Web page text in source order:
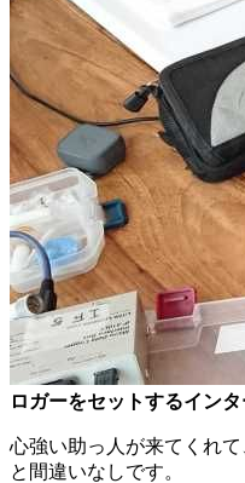
ロガーをセットするイン
心強い助っ人が来てくれ
と間違いなしです。